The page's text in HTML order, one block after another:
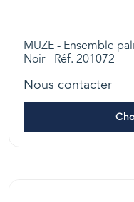
MUZE - Ensemble
Noir - Réf. 201072
Nous contacter